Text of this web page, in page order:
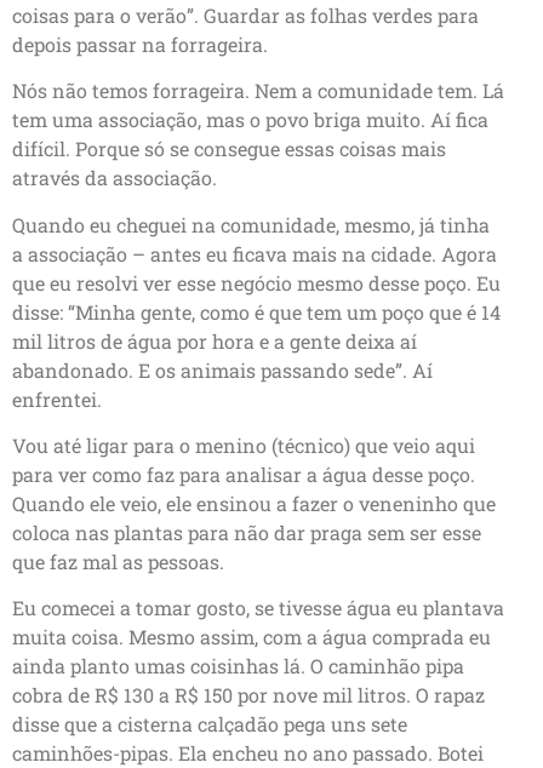
coisas para o verão”. Guardar as folhas verdes para
depois passar na forrageira.
Nós não temos forrageira. Nem a comunidade tem. Lá
tem uma associação, mas o povo briga muito. Aí fica
difícil. Porque só se consegue essas coisas mais
através da associação.
Quando eu cheguei na comunidade, mesmo, já tinha
a associação – antes eu ficava mais na cidade. Agora
que eu resolvi ver esse negócio mesmo desse poço. Eu
disse: “Minha gente, como é que tem um poço que é 14
mil litros de água por hora e a gente deixa aí
abandonado. E os animais passando sede”. Aí
enfrentei.
Vou até ligar para o menino (técnico) que veio aqui
para ver como faz para analisar a água desse poço.
Quando ele veio, ele ensinou a fazer o veneninho que
coloca nas plantas para não dar praga sem ser esse
que faz mal as pessoas.
Eu comecei a tomar gosto, se tivesse água eu plantava
muita coisa. Mesmo assim, com a água comprada eu
ainda planto umas coisinhas lá. O caminhão pipa
cobra de R$ 130 a R$ 150 por nove mil litros. O rapaz
disse que a cisterna calçadão pega uns sete
caminhões-pipas. Ela encheu no ano passado. Botei